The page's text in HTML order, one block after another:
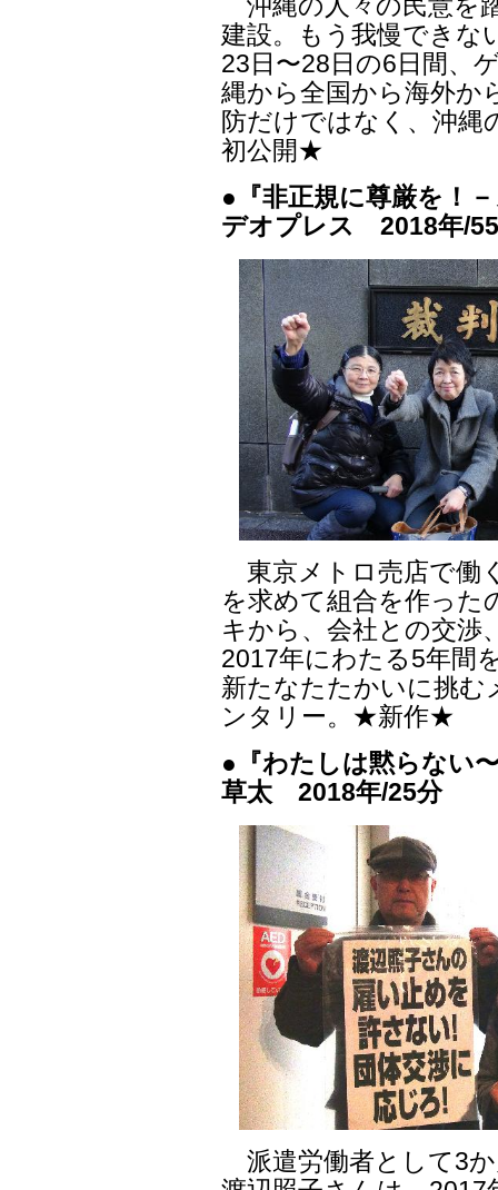
沖縄の人々の民意を
建設。もう我慢できな
23日〜28日の6日間、
縄から全国から海外か
防だけではなく、沖
初公開★
●『非正規に尊厳を！
デオプレス 2018年/
東京メトロ売店で働
を求めて組合を作った
キから、会社との交渉
2017年にわたる5年間
新たなたたかいに挑む
ンタリー。★新作★
●『わたしは黙らない
草太 2018年/25分
派遣労働者として3